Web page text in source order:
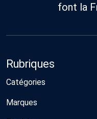
font la
Rubriques
Catégories
Marques